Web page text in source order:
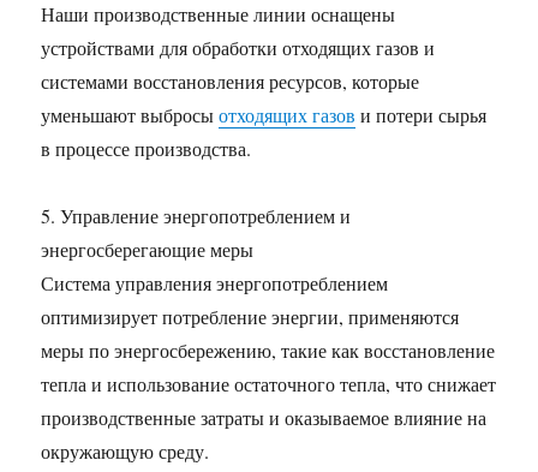
Наши производственные линии оснащены
устройствами для обработки отходящих газов и
системами восстановления ресурсов, которые
уменьшают выбросыотходящих газов и потери сырья
в процессе производства.
5. Управление энергопотреблением и
энергосберегающие меры
Система управления энергопотреблением
оптимизирует потребление энергии, применяются
меры по энергосбережению, такие как восстановление
тепла и использование остаточного тепла, что снижает
производственные затраты и оказываемое влияние на
окружающую среду.